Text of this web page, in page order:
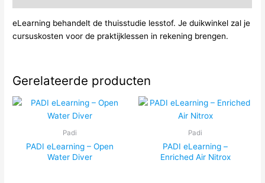
eLearning behandelt de thuisstudie lesstof. Je duikwinkel zal je
cursuskosten voor de praktijklessen in rekening brengen.
Gerelateerde producten
Padi
PADI eLearning – Open
Water Diver
Padi
PADI eLearning –
Enriched Air Nitrox